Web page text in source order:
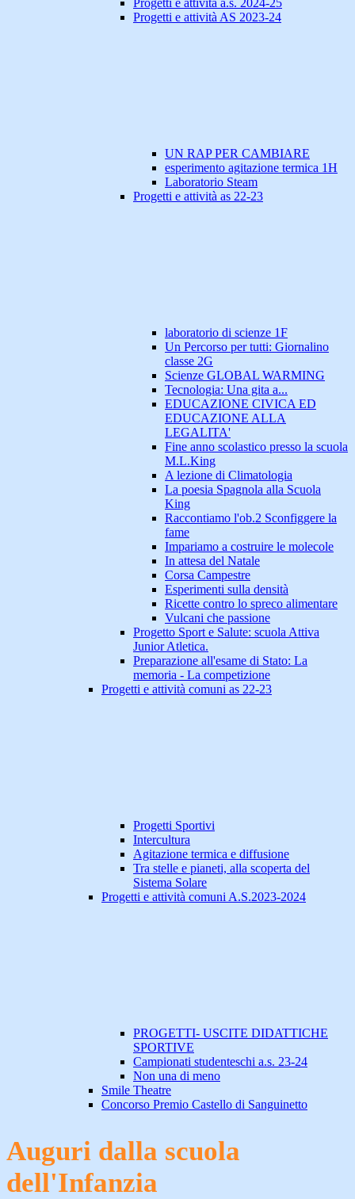
Progetti e attività a.s. 2024-25
Progetti e attività AS 2023-24
UN RAP PER CAMBIARE
esperimento agitazione termica 1H
Laboratorio Steam
Progetti e attività as 22-23
laboratorio di scienze 1F
Un Percorso per tutti: Giornalino
classe 2G
Scienze GLOBAL WARMING
Tecnologia: Una gita a...
EDUCAZIONE CIVICA ED
EDUCAZIONE ALLA
LEGALITA'
Fine anno scolastico presso la scuola
M.L.King
A lezione di Climatologia
La poesia Spagnola alla Scuola
King
Raccontiamo l'ob.2 Sconfiggere la
fame
Impariamo a costruire le molecole
In attesa del Natale
Corsa Campestre
Esperimenti sulla densità
Ricette contro lo spreco alimentare
Vulcani che passione
Progetto Sport e Salute: scuola Attiva
Junior Atletica.
Preparazione all'esame di Stato: La
memoria - La competizione
Progetti e attività comuni as 22-23
Progetti Sportivi
Intercultura
Agitazione termica e diffusione
Tra stelle e pianeti, alla scoperta del
Sistema Solare
Progetti e attività comuni A.S.2023-2024
PROGETTI- USCITE DIDATTICHE
SPORTIVE
Campionati studenteschi a.s. 23-24
Non una di meno
Smile Theatre
Concorso Premio Castello di Sanguinetto
Auguri dalla scuola
dell'Infanzia